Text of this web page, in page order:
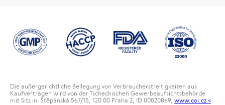
Die außergerichtliche Beilegung von Verbraucherstreitigkeiten aus
Kaufverträgen wird von der Tschechischen Gewerbeaufsichtsbehörde
mit Sitz in: Štěpánská 567/15, 120 00 Praha 2, ID 00020869, www.coi.cz <